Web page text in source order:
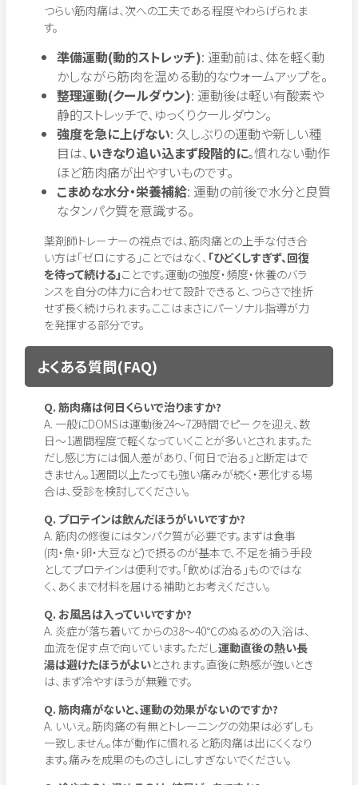
つらい筋肉痛は、次への工夫である程度やわらげられま
す。
準備運動(動的ストレッチ): 運動前は、体を軽く動
かしながら筋肉を温める動的なウォームアップを。
整理運動(クールダウン): 運動後は軽い有酸素や
静的ストレッチで、ゆっくりクールダウン。
強度を急に上げない: 久しぶりの運動や新しい種
目は、 いきなり追い込まず段階的に。慣れない動作
ほど筋肉痛が出やすいものです。
こまめな水分・栄養補給: 運動の前後で水分と良質
なタンパク質を意識する。
薬剤師トレーナーの視点では、筋肉痛との上手な付き合
い方は「ゼロにする」ことではなく、 「ひどくしすぎず、回復
を待って続ける」ことです。運動の強度・頻度・休養のバラ
ンスを自分の体力に合わせて設計できると、つらさで挫折
せず長く続けられます。ここはまさにパーソナル指導が力
を発揮する部分です。
よくある質問(FAQ)
Q. 筋肉痛は何日くらいで治りますか?
A. 一般にDOMSは運動後24〜72時間でピークを迎え、数
日〜1週間程度で軽くなっていくことが多いとされます。た
だし感じ方には個人差があり、「何日で治る」と断定はで
きません。1週間以上たっても強い痛みが続く・悪化する場
合は、受診を検討してください。
Q. プロテインは飲んだほうがいいですか?
A. 筋肉の修復にはタンパク質が必要です。まずは食事
(肉・魚・卵・大豆など)で摂るのが基本で、不足を補う手段
としてプロテインは便利です。「飲めば治る」ものではな
く、あくまで材料を届ける補助とお考えください。
Q. お風呂は入っていいですか?
A. 炎症が落ち着いてからの38〜40℃のぬるめの入浴は、
血流を促す点で向いています。ただし運動直後の熱い長
湯は避けたほうがよいとされます。直後に熱感が強いとき
は、まず冷やすほうが無難です。
Q. 筋肉痛がないと、運動の効果がないのですか?
A. いいえ。筋肉痛の有無とトレーニングの効果は必ずしも
一致しません。体が動作に慣れると筋肉痛は出にくくなり
ます。痛みを成果のものさしにしすぎないでください。